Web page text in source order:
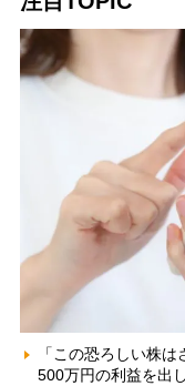
「この恐ろしい株
500万円の利益を出